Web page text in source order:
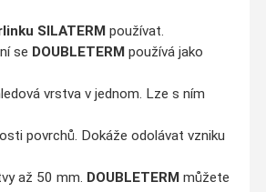
SILATERMpoužívat.
se DOUBLETERMpoužívá jako
vrstva v jednom. Lze s ním
povrchů. Dokáže odolávat vzniku
až 50 mm. DOUBLETERMmůžete